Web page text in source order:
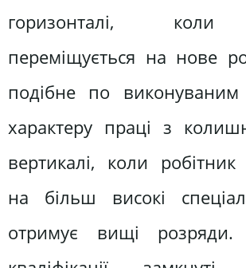
горизонталі, коли
переміщується на нове
подібне по виконуваним
характеру праці з
вертикалі, коли
на більш високі
отримує вищі розряди.